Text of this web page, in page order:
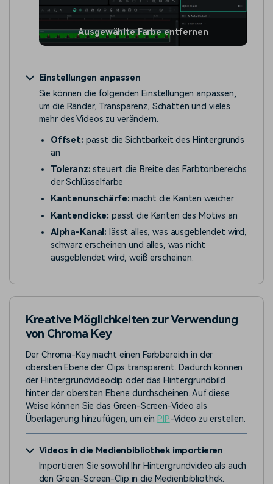
Ausgewählte Farbe entfernen
Einstellungen anpassen
Sie können die folgenden Einstellungen anpassen,
um die Ränder, Transparenz, Schatten und vieles
mehr des Videos zu verändern.
Offset: passt die Sichtbarkeit des Hintergrunds
an
Toleranz: steuert die Breite des Farbtonbereichs
der Schlüsselfarbe
Kantenunschärfe: macht die Kanten weicher
Kantendicke: passt die Kanten des Motivs an
Alpha-Kanal: lässt alles, was ausgeblendet wird,
schwarz erscheinen und alles, was nicht
ausgeblendet wird, weiß erscheinen.
Kreative Möglichkeiten zur Verwendung
von Chroma Key
Der Chroma-Key macht einen Farbbereich in der
obersten Ebene der Clips transparent. Dadurch können
der Hintergrundvideoclip oder das Hintergrundbild
hinter der obersten Ebene durchscheinen. Auf diese
Weise können Sie das Green-Screen-Video als
Überlagerung hinzufügen, um ein PIP-Video zu erstellen.
Videos in die Medienbibliothek importieren
Importieren Sie sowohl Ihr Hintergrundvideo als auch
den Green-Screen-Clip in die Medienbibliothek.